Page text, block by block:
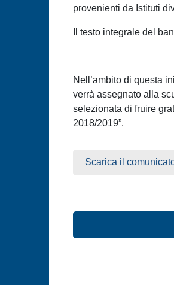
provenienti da Istituti
Il testo integrale del
Nell’ambito di questa
verrà assegnato alla
selezionata di fruire
2018/2019”.
Scarica il